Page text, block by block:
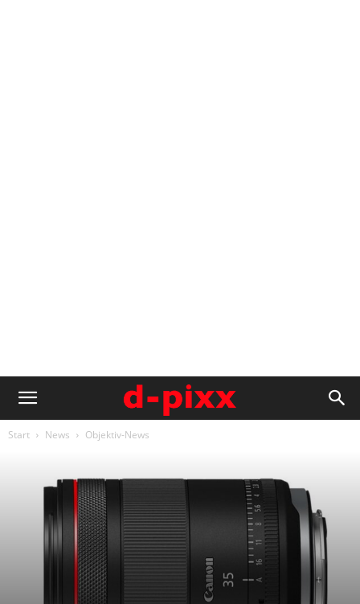
Start News Objektiv-News